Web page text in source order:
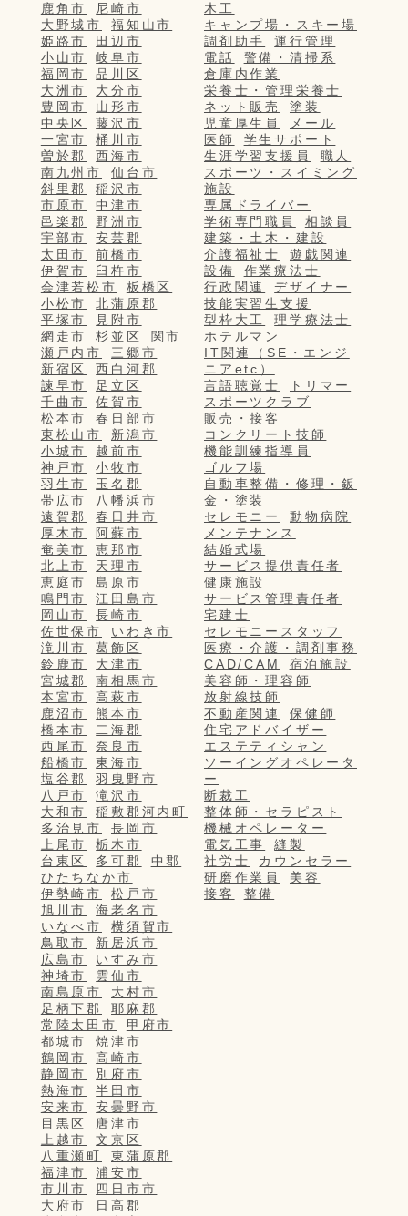
鹿角市
尼崎市
大野城市
福知山市
姫路市
田辺市
小山市
岐阜市
福岡市
品川区
大洲市
大分市
豊岡市
山形市
中央区
藤沢市
一宮市
桶川市
曽於郡
西海市
南九州市
仙台市
斜里郡
稲沢市
市原市
中津市
邑楽郡
野洲市
宇部市
安芸郡
太田市
前橋市
伊賀市
臼杵市
会津若松市
板橋区
小松市
北蒲原郡
平塚市
見附市
網走市
杉並区
関市
瀬戸内市
三郷市
新宿区
西白河郡
諫早市
足立区
千曲市
佐賀市
松本市
春日部市
東松山市
新潟市
小城市
越前市
神戸市
小牧市
羽生市
玉名郡
帯広市
八幡浜市
遠賀郡
春日井市
厚木市
阿蘇市
奄美市
恵那市
北上市
天理市
恵庭市
島原市
鳴門市
江田島市
岡山市
長崎市
佐世保市
いわき市
滝川市
葛飾区
鈴鹿市
大津市
宮城郡
南相馬市
本宮市
高萩市
鹿沼市
熊本市
橋本市
二海郡
西尾市
奈良市
船橋市
東海市
塩谷郡
羽曳野市
八戸市
滝沢市
大和市
稲敷郡河内町
多治見市
長岡市
上尾市
栃木市
台東区
多可郡
中郡
ひたちなか市
伊勢崎市
松戸市
旭川市
海老名市
いなべ市
横須賀市
鳥取市
新居浜市
広島市
いすみ市
神埼市
雲仙市
南島原市
大村市
足柄下郡
耶麻郡
常陸太田市
甲府市
都城市
焼津市
鶴岡市
高崎市
静岡市
別府市
熱海市
半田市
安来市
安曇野市
目黒区
唐津市
上越市
文京区
八重瀬町
東蒲原郡
福津市
浦安市
市川市
四日市市
大府市
日高郡
木工
キャンプ場・スキー場
調剤助手
運行管理
電話
警備・清掃系
倉庫内作業
栄養士・管理栄養士
ネット販売
塗装
児童厚生員
メール
医師
学生サポート
生涯学習支援員
職人
スポーツ・スイミング
施設
専属ドライバー
学術専門職員
相談員
建築・土木・建設
介護福祉士
遊戯関連
設備
作業療法士
行政関連
デザイナー
技能実習生支援
型枠大工
理学療法士
ホテルマン
IT関連（SE・エンジ
ニアetc）
言語聴覚士
トリマー
スポーツクラブ
販売・接客
コンクリート技師
機能訓練指導員
ゴルフ場
自動車整備・修理・鈑
金・塗装
セレモニー
動物病院
メンテナンス
結婚式場
サービス提供責任者
健康施設
サービス管理責任者
宅建士
セレモニースタッフ
医療・介護・調剤事務
CAD/CAM
宿泊施設
美容師・理容師
放射線技師
不動産関連
保健師
住宅アドバイザー
エステティシャン
ソーイングオペレータ
ー
断裁工
整体師・セラピスト
機械オペレーター
電気工事
縫製
社労士
カウンセラー
研磨作業員
美容
接客
整備